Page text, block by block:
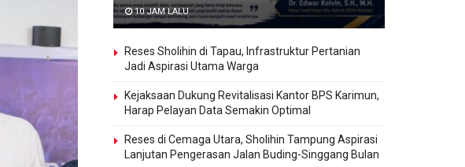
10 JAM LALU
Reses Sholihin di Tapau, Infrastruktur Pertanian
Jadi Aspirasi Utama Warga
Kejaksaan Dukung Revitalisasi Kantor BPS Karimun,
Harap Pelayan Data Semakin Optimal
Reses di Cemaga Utara, Sholihin Tampung Aspirasi
Lanjutan Pengerasan Jalan Buding-Singgang Bulan